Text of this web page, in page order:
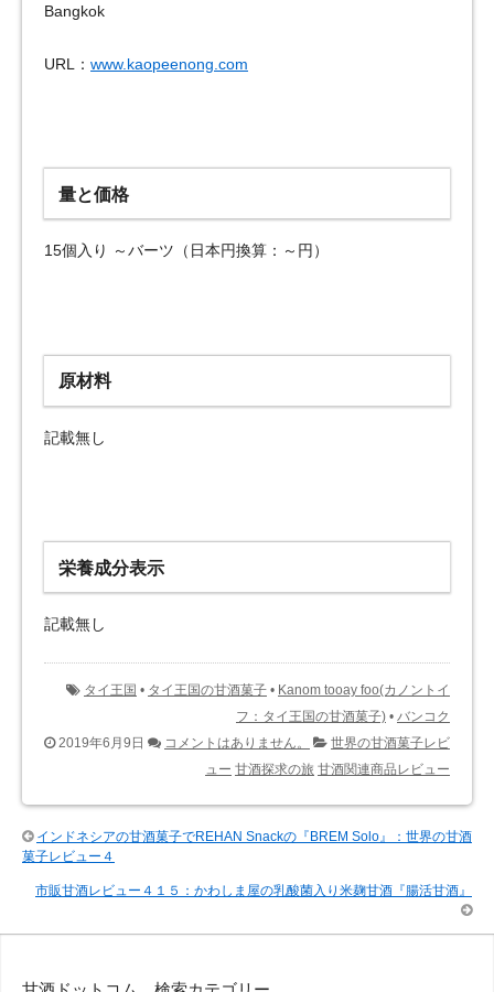
Bangkok
URL： www.kaopeenong.com
量と価格
15個入り ～バーツ（日本円換算：～円）
原材料
記載無し
栄養成分表示
記載無し
タイ王国 • タイ王国の甘酒菓子 • Kanom tooay foo(カノントイ
フ：タイ王国の甘酒菓子) • バンコク
2019年6月9日
コメントはありません。
世界の甘酒菓子レビ
ュー 甘酒探求の旅 甘酒関連商品レビュー
インドネシアの甘酒菓子でREHAN Snackの『BREM Solo』：世界の甘酒
菓子レビュー４
市販甘酒レビュー４１５：かわしま屋の乳酸菌入り米麹甘酒『腸活甘酒』